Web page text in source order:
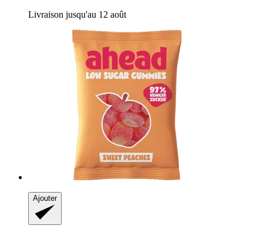
Livraison jusqu'au 12 août
Ajouter